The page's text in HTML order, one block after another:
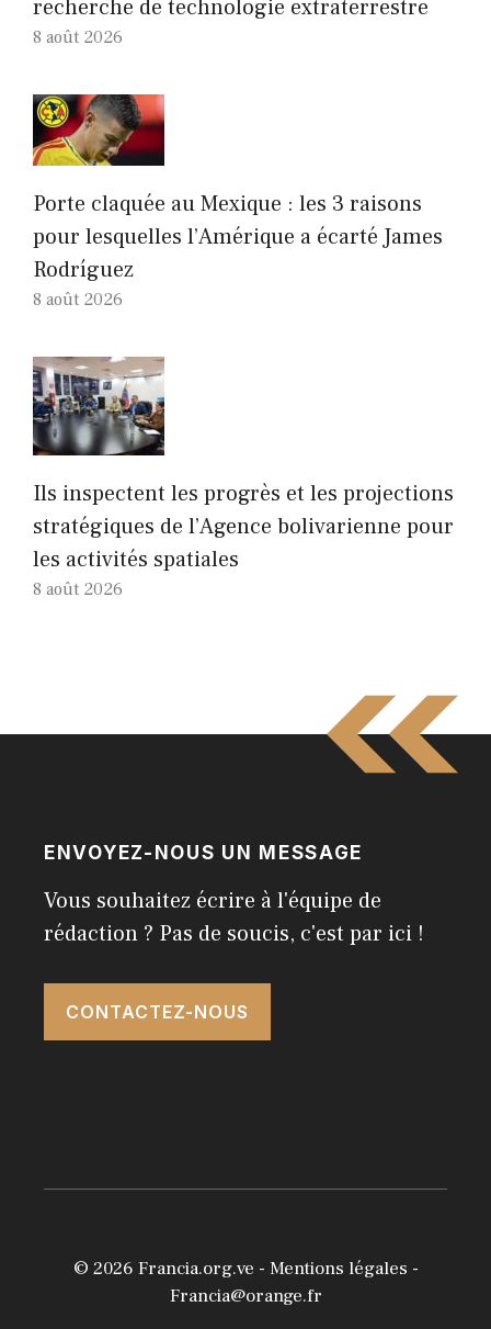
recherche de technologie extraterrestre
8 août 2026
Porte claquée au Mexique : les 3 raisons
pour lesquelles l’Amérique a écarté James
Rodríguez
8 août 2026
Ils inspectent les progrès et les projections
stratégiques de l’Agence bolivarienne pour
les activités spatiales
8 août 2026
ENVOYEZ-NOUS UN MESSAGE
Vous souhaitez écrire à l'équipe de
rédaction ? Pas de soucis, c'est par ici !
CONTACTEZ-NOUS
© 2026 Francia.org.ve - Mentions légales -
Francia@orange.fr